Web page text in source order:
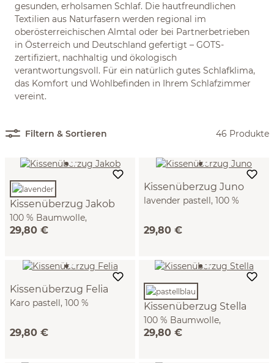
gesunden, erholsamen Schlaf. Die hautfreundlichen
Textilien aus Naturfasern werden regional im
oberösterreichischen Almtal oder bei Partnerbetrieben
in Österreich und Deutschland gefertigt – GOTS-
zertifiziert, nachhaltig und ökologisch
verantwortungsvoll. Für ein natürlich gutes Schlafklima,
das Komfort und Wohlbefinden in Ihrem Schlafzimmer
vereint.
Filtern & Sortieren 46 Produkte
Kissenüberzug Jakob
100 % Baumwolle,
Seersucker, GOTS (lavender
29,80 €
Kissenüberzug Juno
lavender pastell, 100 %
GOTS (40 x 60 cm)
29,80 €
Kissenüberzug Felia
Karo pastell, 100 %
GOTS (40 x 60 cm)
29,80 €
Kissenüberzug Stella
100 % Baumwolle,
Seersucker, GOTS
29,80 €